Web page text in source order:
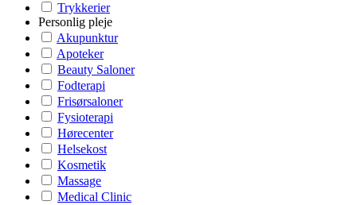
Trykkerier
Personlig pleje
Akupunktur
Apoteker
Beauty Saloner
Fodterapi
Frisørsaloner
Fysioterapi
Hørecenter
Helsekost
Kosmetik
Massage
Medical Clinic